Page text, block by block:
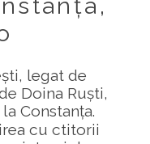
legat de
Doina Ruști,
Constanța.
cu ctitorii